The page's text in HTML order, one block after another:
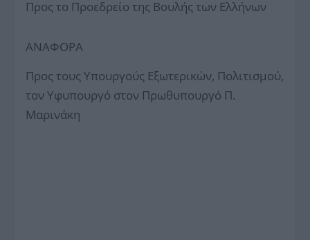
Προς το Προεδρείο της Βουλής των Ελλήνων
ΑΝΑΦΟΡΑ
Προς τους Υπουργούς Εξωτερικών, Πολιτισμού,
τον Υφυπουργό στον Πρωθυπουργό Π.
Μαρινάκη